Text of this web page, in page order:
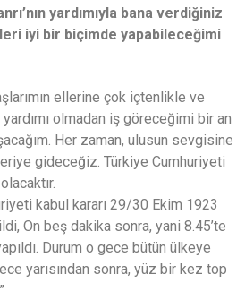
yardımıyla bana verdiğiniz
iyi bir biçimde yapabileceğimi
ellerine çok içtenlikle ve
yardımı olmadan iş göreceğimi bir an
Her zaman, ulusun sevgisine
gideceğiz. Türkiye Cumhuriyeti
kabul kararı 29/30 Ekim 1923
On beş dakika sonra, yani 8.45’te
Durum o gece bütün ülkeye
yarısından sonra, yüz bir kez top